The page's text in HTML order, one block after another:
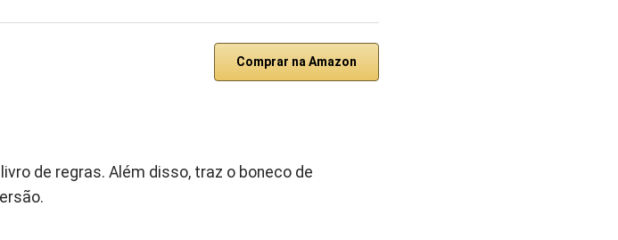
Comprar na Amazon
de regras. Além disso, traz o boneco de